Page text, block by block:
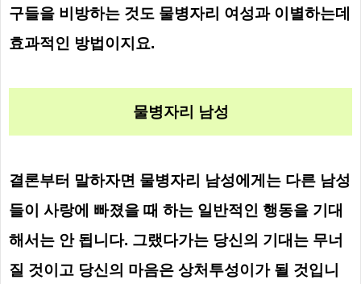
구들을 비방하는 것도 물병자리 여성과 이별하는데
효과적인 방법이지요.
물병자리 남성
결론부터 말하자면 물병자리 남성에게는 다른 남성
들이 사랑에 빠졌을 때 하는 일반적인 행동을 기대
해서는 안 됩니다. 그랬다가는 당신의 기대는 무너
질 것이고 당신의 마음은 상처투성이가 될 것입니